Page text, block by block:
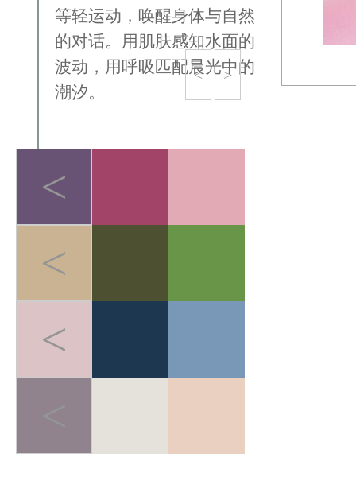
< >
等轻运动，唤醒身体与自然
的对话。用肌肤感知水面的
波动，用呼吸匹配晨光中的
潮汐。
<
<
<